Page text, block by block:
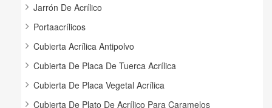
Jarrón De Acrílico
Portaacrílicos
Cubierta Acrílica Antipolvo
Cubierta De Placa De Tuerca Acrílica
Cubierta De Placa Vegetal Acrílica
Cubierta De Plato De Acrílico Para Caramelos